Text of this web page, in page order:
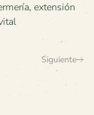
, extensión
Siguiente